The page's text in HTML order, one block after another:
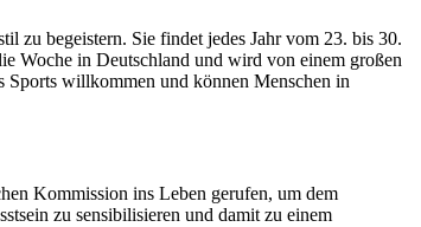
zu begeistern. Sie findet jedes Jahr vom 23. bis 30.
Woche in Deutschland und wird von einem großen
Sports willkommen und können Menschen in
Kommission ins Leben gerufen, um dem
zu sensibilisieren und damit zu einem